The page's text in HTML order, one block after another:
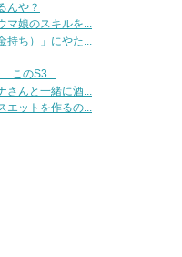
んや？
マ娘のスキルを...
ち）」にやた...
…このS3...
んと一緒に酒...
エットを作るの...